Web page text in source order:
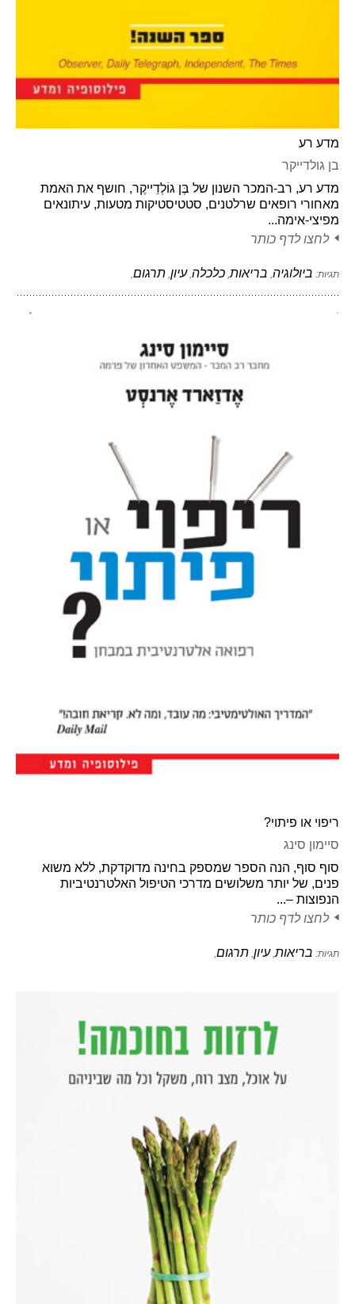
מדע רע
בן גולדייקר
מדע רע, רב-המכר השנון של בֶּן גוֹלְדֵייקֶר, חושף את האמת
מאחורי רופאים שרלטנים, סטטיסטיקות מטעות, עיתונאים
מפיצי-אימה...
לחצו לדף כותר
תגיות: ביולוגיה, בריאות, כלכלה,עיון, תרגום,
ריפוי או פיתוי?
סיימון סינג
סוף סוף, הנה הספר שמספק בחינה מדוקדקת, ללא משוא
פנים, של יותר משלושים מדרכי הטיפול האלטרנטיביות
הנפוצות –...
לחצו לדף כותר
תגיות: בריאות ,עיון תרגום